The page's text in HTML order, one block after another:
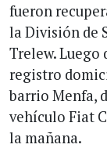
fueron
la División de
Trelew. Luego
registro
barrio Menfa,
vehículo Fiat
la mañana.